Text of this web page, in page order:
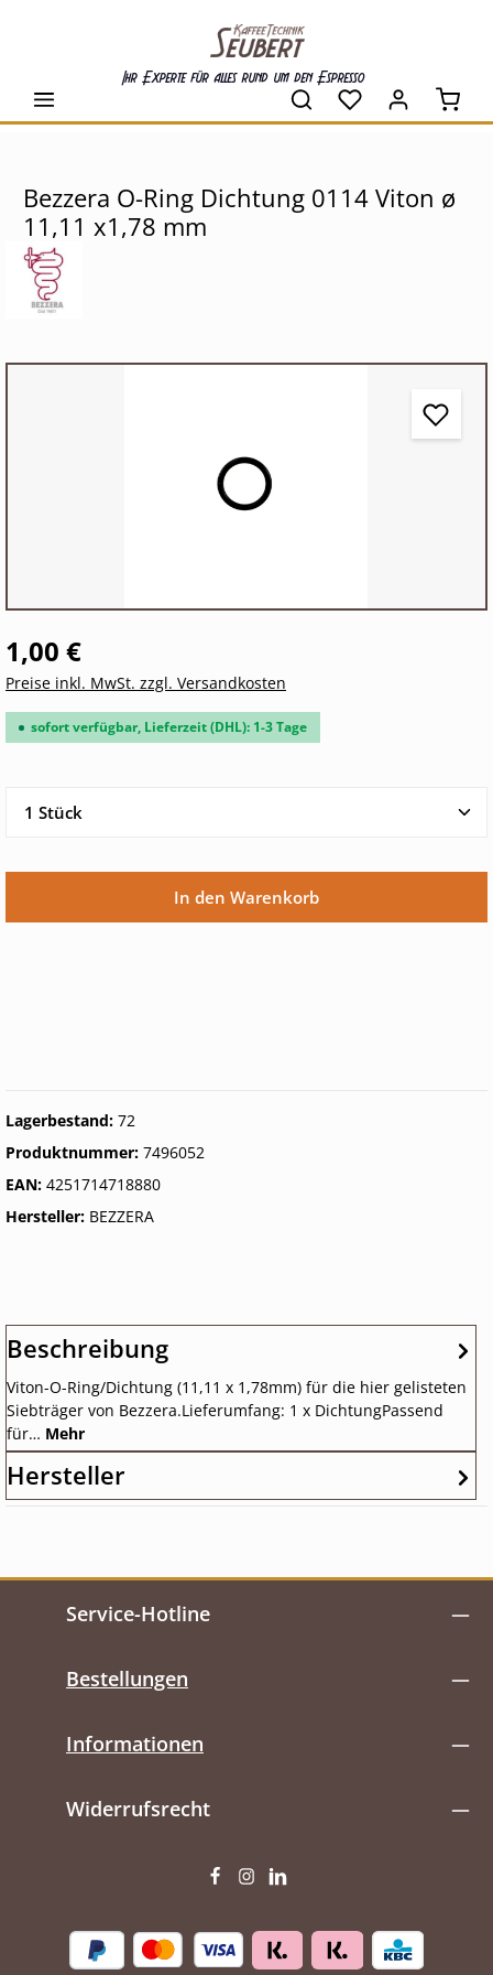
Ihr Experte für alles rund um den Espresso
Bezzera O-Ring Dichtung 0114 Viton ø
11,11 x1,78 mm
1,00 €
Preise inkl. MwSt. zzgl. Versandkosten
sofort verfügbar, Lieferzeit (DHL): 1-3 Tage
Produkt Anzahl: Gib den gewünschten Wert ein
In den Warenkorb
Lagerbestand: 72
Produktnummer: 7496052
EAN: 4251714718880
Hersteller: BEZZERA
Beschreibung
Viton-O-Ring/Dichtung (11,11 x 1,78mm) für die hier gelisteten
Siebträger von Bezzera.Lieferumfang: 1 x DichtungPassend
für… Mehr
Hersteller
Service-Hotline
Bestellungen
Informationen
Widerrufsrecht